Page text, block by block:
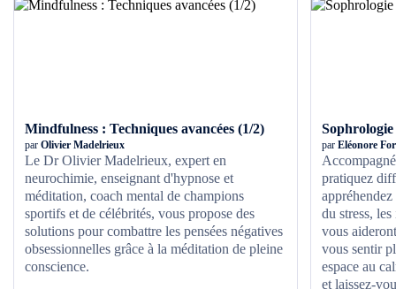
Mindfulness : Techniques avancées (1/2)
par Olivier Madelrieux
Le Dr Olivier Madelrieux, expert en
neurochimie, enseignant d'hypnose et
méditation, coach mental de champions
sportifs et de célébrités, vous propose des
solutions pour combattre les pensées négatives
obsessionnelles grâce à la méditation de pleine
conscience.
par Eléonore
pratiquez
du stress,
vous
vous sentir
espace au
et laissez-